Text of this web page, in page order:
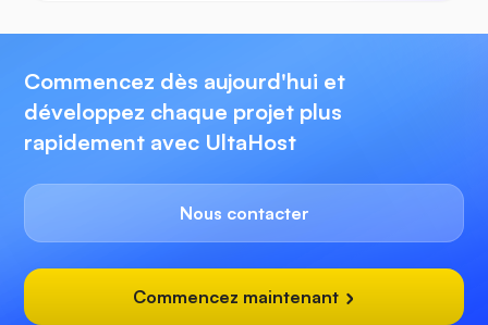
Commencez dès aujourd'hui et
développez chaque projet plus
rapidement avec UltaHost
Nous contacter
Commencez maintenant